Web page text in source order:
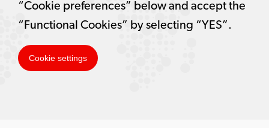
“Cookie preferences” below and accept the
“Functional Cookies” by selecting “YES”.
Cookie settings